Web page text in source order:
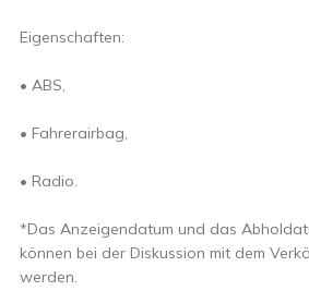
Eigenschaften:
• ABS,
• Fahrerairbag,
• Radio.
*Das Anzeigendatum und das
können bei der Diskussion mit dem
werden.